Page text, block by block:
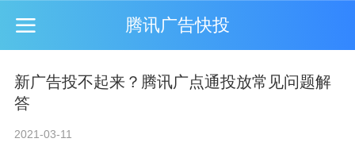
腾讯广告快投
新广告投不起来？腾讯广点通投放常见问题解
答
2021-03-11